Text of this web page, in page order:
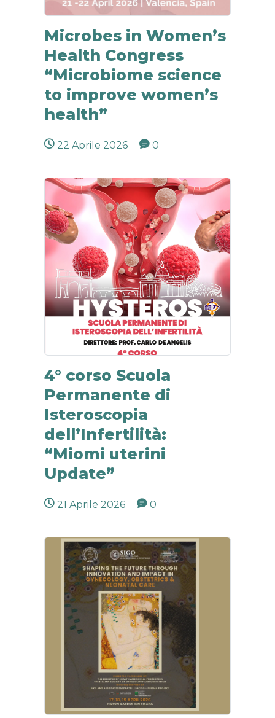
Microbes in Women’s
Health Congress
“Microbiome science
to improve women’s
health”
22 Aprile 2026 0
4° corso Scuola
Permanente di
Isteroscopia
dell’Infertilità:
“Miomi uterini
Update”
21 Aprile 2026 0